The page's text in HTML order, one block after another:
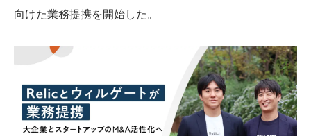
向けた業務提携を開始した。